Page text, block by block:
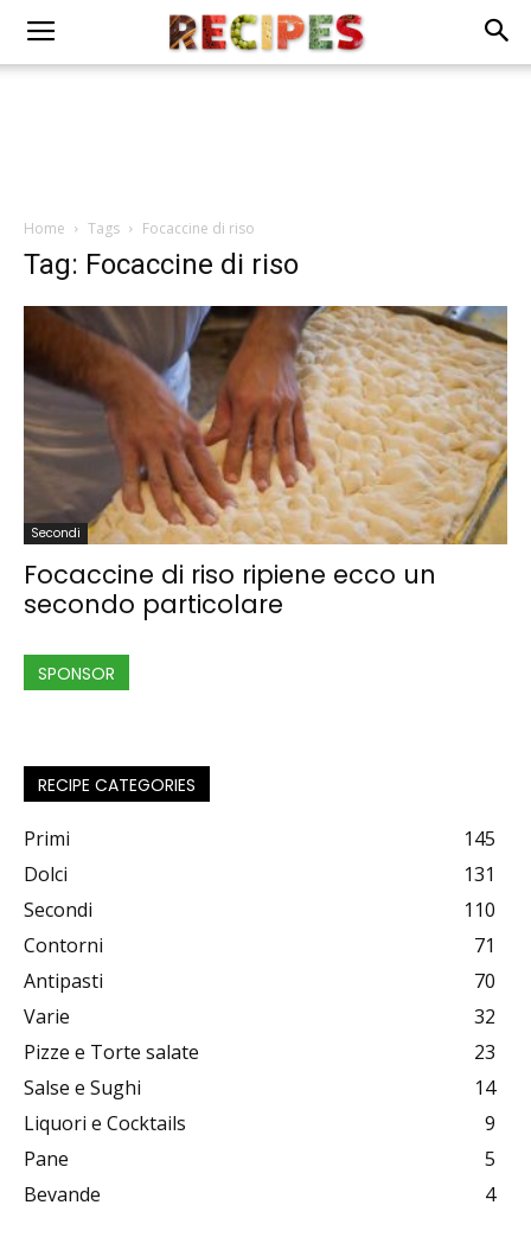
Home Tags Focaccine di riso
Tag: Focaccine di riso
Secondi
Focaccine di riso ripiene ecco un
secondo particolare
SPONSOR
RECIPE CATEGORIES
Primi
145
Dolci
131
Secondi
110
Contorni
71
Antipasti
70
Varie
32
Pizze e Torte salate
23
Salse e Sughi
14
Liquori e Cocktails
9
Pane
5
Bevande
4